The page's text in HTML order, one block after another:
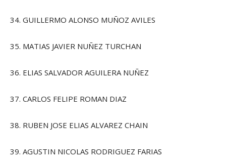
34. GUILLERMO ALONSO MUÑOZ AVILES
35. MATIAS JAVIER NUÑEZ TURCHAN
36. ELIAS SALVADOR AGUILERA NUÑEZ
37. CARLOS FELIPE ROMAN DIAZ
38. RUBEN JOSE ELIAS ALVAREZ CHAIN
39. AGUSTIN NICOLAS RODRIGUEZ FARIAS